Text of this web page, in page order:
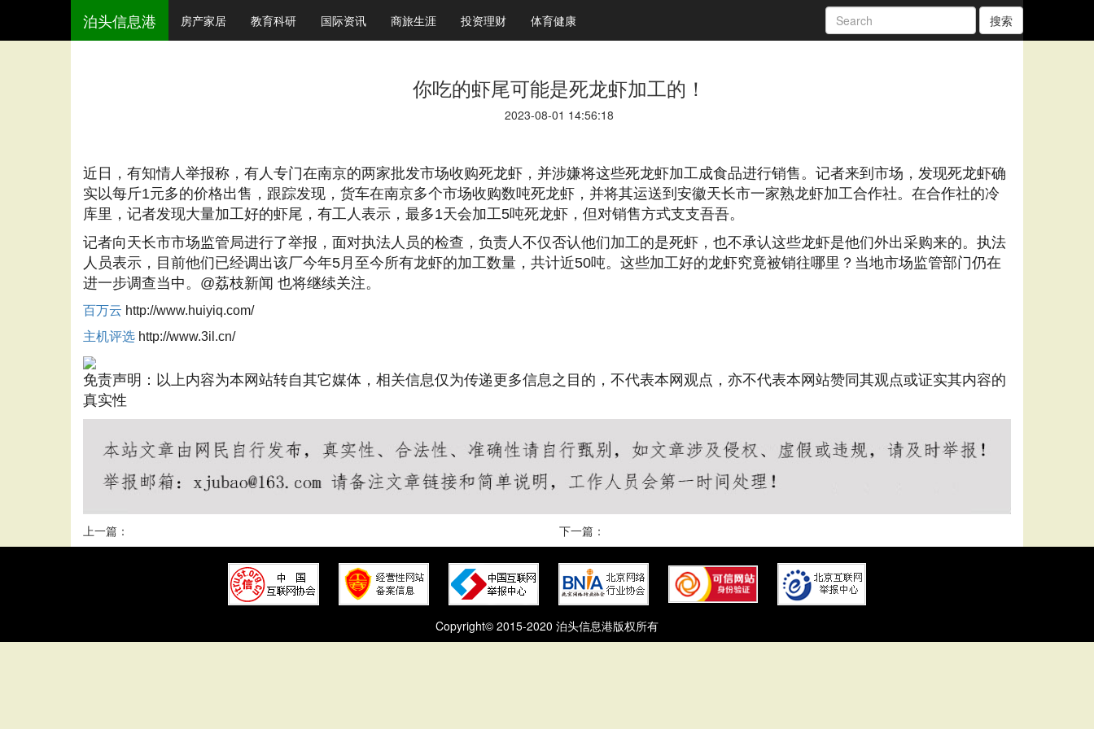
泊头信息港 房产家居 教育科研 国际资讯 商旅生涯 投资理财 体育健康 搜索
你吃的虾尾可能是死龙虾加工的！
2023-08-01 14:56:18
近日，有知情人举报称，有人专门在南京的两家批发市场收购死龙虾，并涉嫌将这些死龙虾加工成食品进行销售。记者来到市场，发现死龙虾确
实以每斤1元多的价格出售，跟踪发现，货车在南京多个市场收购数吨死龙虾，并将其运送到安徽天长市一家熟龙虾加工合作社。在合作社的冷
库里，记者发现大量加工好的虾尾，有工人表示，最多1天会加工5吨死龙虾，但对销售方式支支吾吾。
记者向天长市市场监管局进行了举报，面对执法人员的检查，负责人不仅否认他们加工的是死虾，也不承认这些龙虾是他们外出采购来的。执法
人员表示，目前他们已经调出该厂今年5月至今所有龙虾的加工数量，共计近50吨。这些加工好的龙虾究竟被销往哪里？当地市场监管部门仍在
进一步调查当中。@荔枝新闻 也将继续关注。
百万云 http://www.huiyiq.com/
主机评选 http://www.3il.cn/
免责声明：以上内容为本网站转自其它媒体，相关信息仅为传递更多信息之目的，不代表本网观点，亦不代表本网站赞同其观点或证实其内容的
真实性
上一篇： 下一篇：
Copyright© 2015-2020 泊头信息港版权所有